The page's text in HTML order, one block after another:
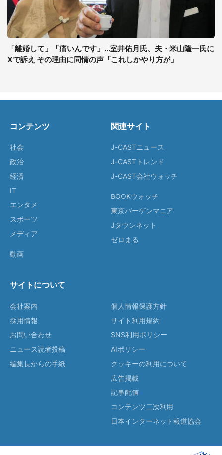
「離婚して」「痛いんです」...室井佑月氏、夫・米山隆一氏に
Xで訴え その理由に同情の声「これしかやり方が」
コンテンツ
社会
政治
経済
IT
エンタメ
スポーツ
メディア
動画
関連サイト
J-CASTニュース
J-CASTトレンド
J-CAST会社ウォッチ
BOOKウォッチ
東京バーゲンマニア
Jタウンネット
ゼロまる
サイトについて
会社案内
採用情報
お問い合わせ
ニュース読者投稿
編集長からの手紙
個人情報保護方針
サイト利用規約
SNS利用ポリシー
AIポリシー
クッキーの利用について
広告掲載
記事配信
コンテンツ二次利用
日本インターネット報道協会